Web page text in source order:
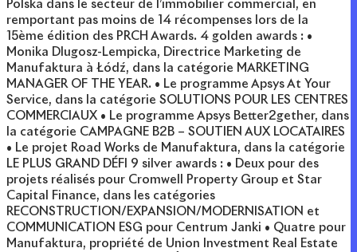
Polska dans le secteur de l’immobilier commercial, en
remportant pas moins de 14 récompenses lors de la
15ème édition des PRCH Awards. 4 golden awards : •
Monika Dlugosz-Lempicka, Directrice Marketing de
Manufaktura à Łódź, dans la catégorie MARKETING
MANAGER OF THE YEAR. • Le programme Apsys At Your
Service, dans la catégorie SOLUTIONS POUR LES CENTRES
COMMERCIAUX • Le programme Apsys Better2gether, dans
la catégorie CAMPAGNE B2B – SOUTIEN AUX LOCATAIRES
• Le projet Road Works de Manufaktura, dans la catégorie
LE PLUS GRAND DÉFI 9 silver awards : • Deux pour des
projets réalisés pour Cromwell Property Group et Star
Capital Finance, dans les catégories
RECONSTRUCTION/EXPANSION/MODERNISATION et
COMMUNICATION ESG pour Centrum Janki • Quatre pour
Manufaktura, propriété de Union Investment Real Estate